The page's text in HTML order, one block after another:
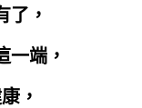
了，
一端，
，